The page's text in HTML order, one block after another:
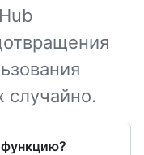
случайно.